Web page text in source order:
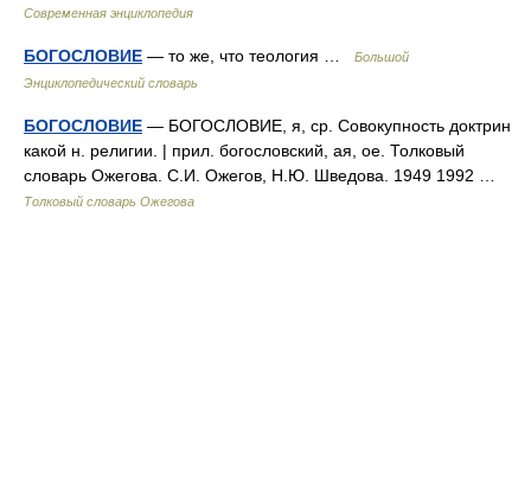
Современная энциклопедия
БОГОСЛОВИЕ — то же, что теология …
Большой
Энциклопедический словарь
БОГОСЛОВИЕ — БОГОСЛОВИЕ, я, ср. Совокупность доктрин
какой н. религии. | прил. богословский, ая, ое. Толковый
словарь Ожегова. С.И. Ожегов, Н.Ю. Шведова. 1949 1992 …
Толковый словарь Ожегова